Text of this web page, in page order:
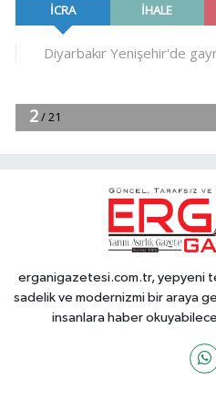
erganigazetesi.com.tr, yepyeni
sadelik ve modernizmi bir araya
insanlara haber